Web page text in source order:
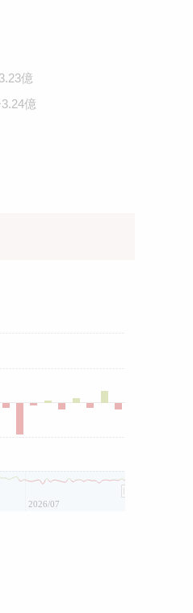
億
億
2026/07